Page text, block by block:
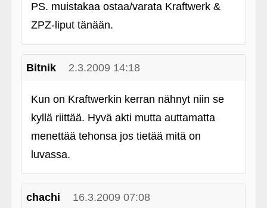
PS. muistakaa ostaa/varata Kraftwerk &
ZPZ-liput tänään.
Bitnik 2.3.2009 14:18
Kun on Kraftwerkin kerran nähnyt niin se
kyllä riittää. Hyvä akti mutta auttamatta
menettää tehonsa jos tietää mitä on
luvassa.
chachi 16.3.2009 07:08